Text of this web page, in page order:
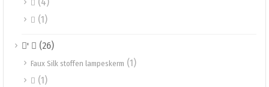

 (1)
'  (26)
Faux Silk stoffen lampeskerm (1)
 (1)